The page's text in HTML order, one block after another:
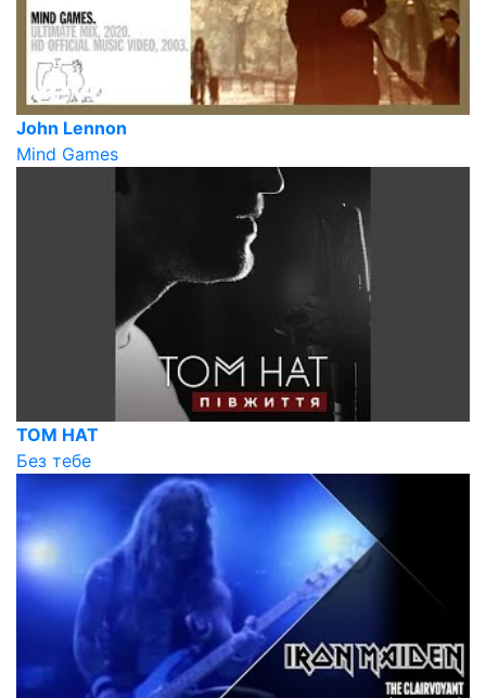
John Lennon
Mind Games
TOM HAT
Без тебе